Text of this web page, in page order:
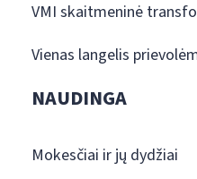
VMI skaitmeninė
Vienas langelis
NAUDINGA
Mokesčiai ir jų dydžiai